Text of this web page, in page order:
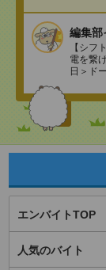
編集部
【シフ
電を繋
日＞ド
エンバイトTOP
人気のバイト